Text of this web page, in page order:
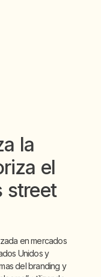
la
el
street
en mercados
Unidos y
del branding y